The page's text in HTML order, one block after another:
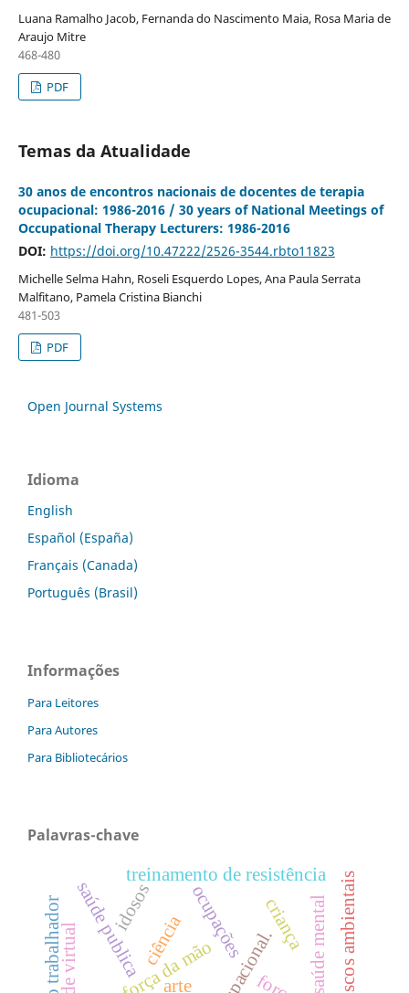
Luana Ramalho Jacob, Fernanda do Nascimento Maia, Rosa Maria de
Araujo Mitre
468-480
PDF
Temas da Atualidade
30 anos de encontros nacionais de docentes de terapia
ocupacional: 1986-2016 / 30 years of National Meetings of
Occupational Therapy Lecturers: 1986-2016
DOI: https://doi.org/10.47222/2526-3544.rbto11823
Michelle Selma Hahn, Roseli Esquerdo Lopes, Ana Paula Serrata
Malfitano, Pamela Cristina Bianchi
481-503
PDF
Open Journal Systems
Idioma
English
Español (España)
Français (Canada)
Português (Brasil)
Informações
Para Leitores
Para Autores
Para Bibliotecários
Palavras-chave
ciência ocupações
treinamento de resistência
força da mão
criança saúde mental
saúde publica
idosos riscos ambientais
arte